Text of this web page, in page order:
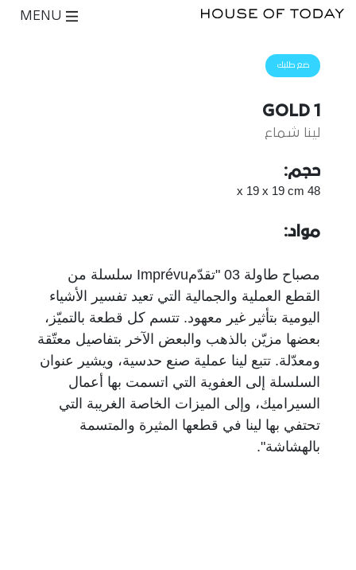
ضع طلبك
GOLD 1
لينا شماع
حجم:
48 x 19 x 19 cm
مواد:
مصباح طاولة 03 "تقدّمImprévu سلسلة من
القطع العملية والجمالية التي تعيد تفسير الأشياء
اليومية بتأثير غير معهود. تتسم كل قطعة بالتميّز،
بعضها مزيّن بالذهب والبعض الآخر بتفاصيل معتّقة
ومعدّلة. تتبع لينا عملية صنع حدسية، ويشير عنوان
السلسلة إلى العفوية التي اتسمت بها أعمال
السيراميك، وإلى الميزات الخاصة الغريبة التي
تحتفي بها لينا في قطعها المثيرة والمتسمة
بالهشاشة".